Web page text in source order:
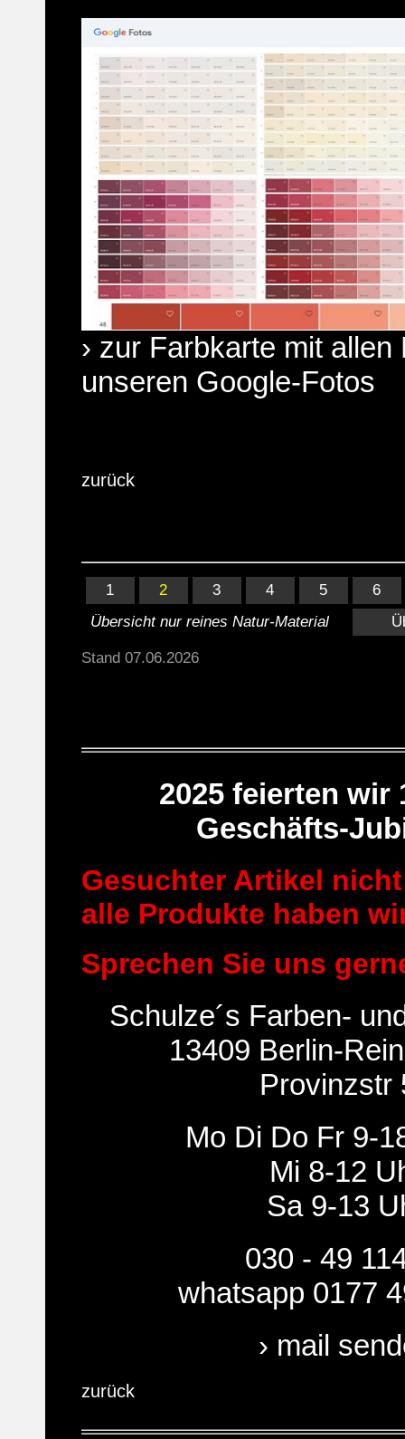
› zur Farbkarte mit allen
unseren Google-Fotos
zurück
1 2 3 4 5
6
Übersicht nur reines Natur-Material
Stand 07.06.2026
2025 feierten wir
Geschäfts-
Gesuchter Artikel
alle Produkte haben
Sprechen Sie uns
Schulze´s Farben-
13409 Berlin-
Provinzstr
Mo Di Do Fr 9-
Mi 8-12
Sa 9-13
030 - 49
whatsapp 0177
› mail
zurück